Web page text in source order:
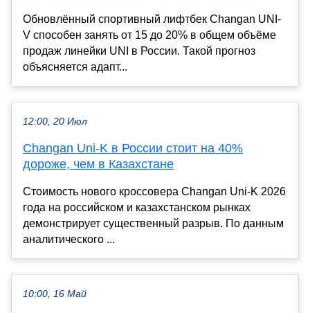
Обновлённый спортивный лифтбек Changan UNI-
V способен занять от 15 до 20% в общем объёме
продаж линейки UNI в России. Такой прогноз
объясняется адапт...
12:00, 20 Июл
Changan Uni-K в России стоит на 40%
дороже, чем в Казахстане
Стоимость нового кроссовера Changan Uni-K 2026
года на российском и казахстанском рынках
демонстрирует существенный разрыв. По данным
аналитического ...
10:00, 16 Май